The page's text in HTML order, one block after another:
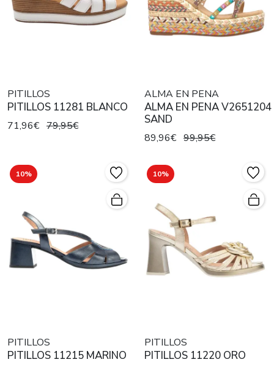
PITILLOS
PITILLOS 11281 BLANCO
71,96€ 79,95€
ALMA EN PENA
ALMA EN PENA V2651204
SAND
89,96€ 99,95€
10%
PITILLOS
PITILLOS 11215 MARINO
10%
PITILLOS
PITILLOS 11220 ORO